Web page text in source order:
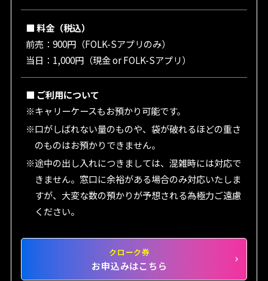
■ 料金（税込）
前売：900円（FOLK-Sアプリのみ）
当日：1,000円（現金 or FOLK-Sアプリ）
■ ご利用について
※キャリーケースもお預かり可能です。
※口がしばれない量のものや、袋が破れるほどの重さ
のものはお預かりできません。
※途中の出し入れにつきましては、混雑時には対応で
きません。窓口に余裕がある場合のみ対応いたしま
すが、大変な数の預かりが予想される為極力ご遠慮
ください。
クローク券
お申込みはこちら